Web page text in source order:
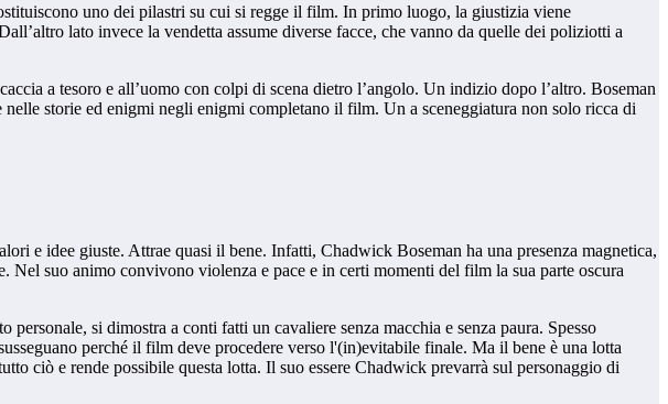
uno dei pilastri su cui si regge il film. In primo luogo, la giustizia viene
lato invece la vendetta assume diverse facce, che vanno da quelle dei poliziotti a
a tesoro e all’uomo con colpi di scena dietro l’angolo. Un indizio dopo l’altro. Boseman
storie ed enigmi negli enigmi completano il film. Un a sceneggiatura non solo ricca di
e idee giuste. Attrae quasi il bene. Infatti, Chadwick Boseman ha una presenza magnetica,
Nel suo animo convivono violenza e pace e in certi momenti del film la sua parte oscura
si dimostra a conti fatti un cavaliere senza macchia e senza paura. Spesso
perché il film deve procedere verso l'(in)evitabile finale. Ma il bene è una lotta
ciò e rende possibile questa lotta. Il suo essere Chadwick prevarrà sul personaggio di